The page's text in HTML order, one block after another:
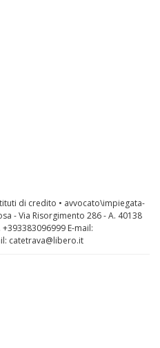
di credito • avvocato\impiegata-
- Via Risorgimento 286 - A. 40138
E-mail:
catetrava@libero.it